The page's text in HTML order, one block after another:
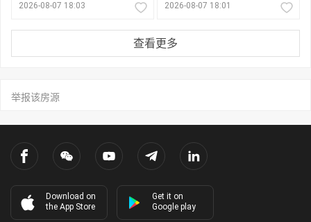
2026-08-07 18:03 2026-08-07 18:01
查看更多
举报该房源
Download on
the App Store
Get it on
Google play